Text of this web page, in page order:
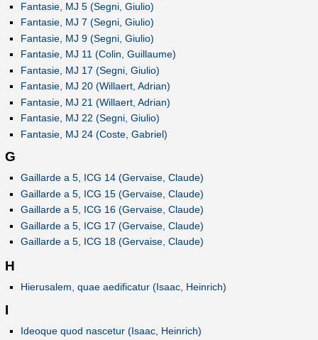
Fantasie, MJ 5 (Segni, Giulio)
Fantasie, MJ 7 (Segni, Giulio)
Fantasie, MJ 9 (Segni, Giulio)
Fantasie, MJ 11 (Colin, Guillaume)
Fantasie, MJ 17 (Segni, Giulio)
Fantasie, MJ 20 (Willaert, Adrian)
Fantasie, MJ 21 (Willaert, Adrian)
Fantasie, MJ 22 (Segni, Giulio)
Fantasie, MJ 24 (Coste, Gabriel)
G
Gaillarde a 5, ICG 14 (Gervaise, Claude)
Gaillarde a 5, ICG 15 (Gervaise, Claude)
Gaillarde a 5, ICG 16 (Gervaise, Claude)
Gaillarde a 5, ICG 17 (Gervaise, Claude)
Gaillarde a 5, ICG 18 (Gervaise, Claude)
H
Hierusalem, quae aedificatur (Isaac, Heinrich)
I
Ideoque quod nascetur (Isaac, Heinrich)